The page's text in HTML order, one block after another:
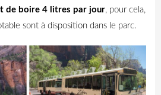
de boire 4 litres par jour, pour cela,
sont à disposition dans le parc.